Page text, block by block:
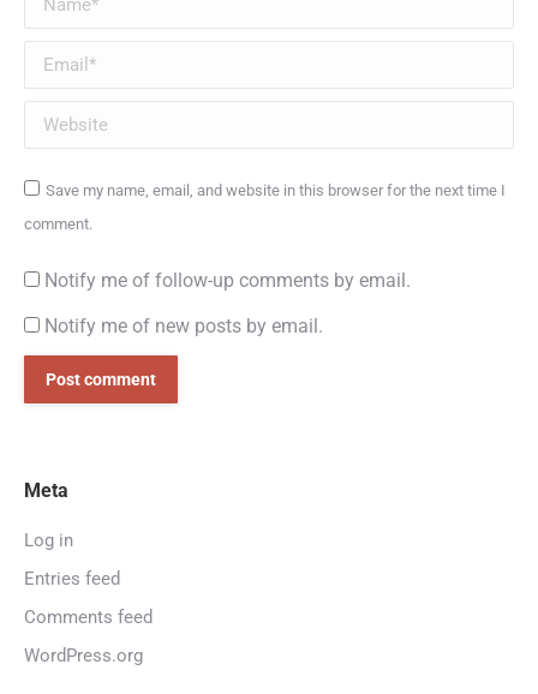
Email *
Website
Save my name, email, and website in this browser for the next time I
comment.
Notify me of follow-up comments by email.
Notify me of new posts by email.
Post comment
Meta
Log in
Entries feed
Comments feed
WordPress.org